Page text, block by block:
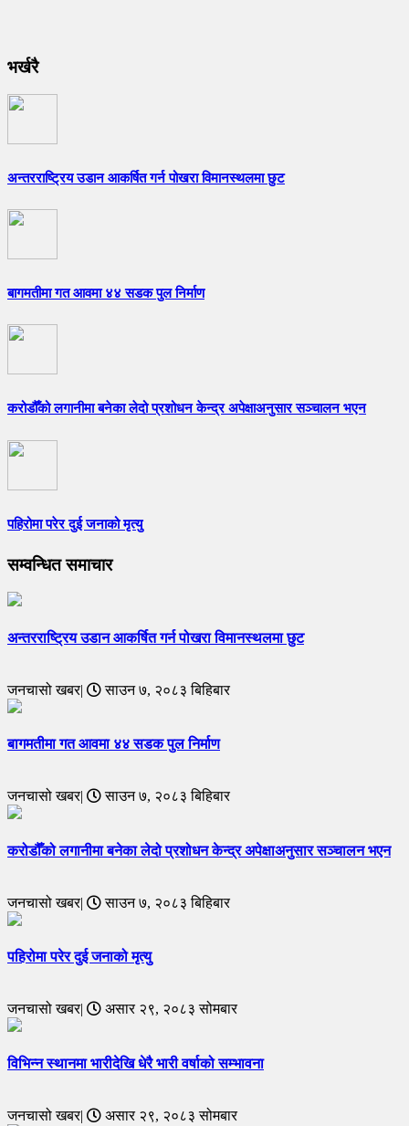
भर्खरै
अन्तरराष्ट्रिय उडान आकर्षित गर्न पोखरा विमानस्थलमा छुट
बागमतीमा गत आवमा ४४ सडक पुल निर्माण
करोडौँको लगानीमा बनेका लेदो प्रशोधन केन्द्र अपेक्षाअनुसार सञ्चालन भएन
पहिरोमा परेर दुई जनाको मृत्यु
सम्वन्धित समाचार
अन्तरराष्ट्रिय उडान आकर्षित गर्न पोखरा विमानस्थलमा छुट
जनचासो खबर| साउन ७, २०८३ बिहिबार
बागमतीमा गत आवमा ४४ सडक पुल निर्माण
जनचासो खबर| साउन ७, २०८३ बिहिबार
करोडौँको लगानीमा बनेका लेदो प्रशोधन केन्द्र अपेक्षाअनुसार सञ्चालन भएन
जनचासो खबर| साउन ७, २०८३ बिहिबार
पहिरोमा परेर दुई जनाको मृत्यु
जनचासो खबर| असार २९, २०८३ सोमबार
विभिन्न स्थानमा भारीदेखि धेरै भारी वर्षाको सम्भावना
जनचासो खबर| असार २९, २०८३ सोमबार